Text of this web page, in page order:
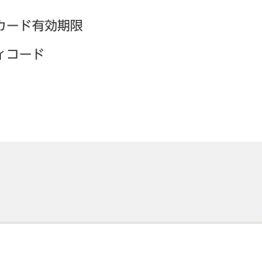
ード有効期限
コード